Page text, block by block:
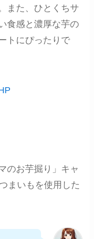
また、ひとくちサ
食感と濃厚な芋の
トにぴったりで
のお芋掘り」キャ
まいもを使用した